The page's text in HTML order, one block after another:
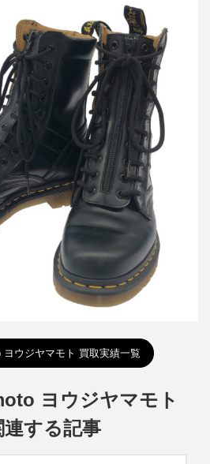
ーチン YY ZIP 10ホールフロントジッ
プブーツ
金額12,000円
詳しく見る
ヨウジヤマモト 買取実績一覧
ヨウジヤマモト
連する記事